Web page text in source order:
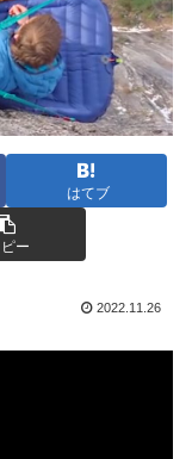
はてブ
ー
2022.11.26